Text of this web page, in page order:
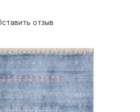
отзыв